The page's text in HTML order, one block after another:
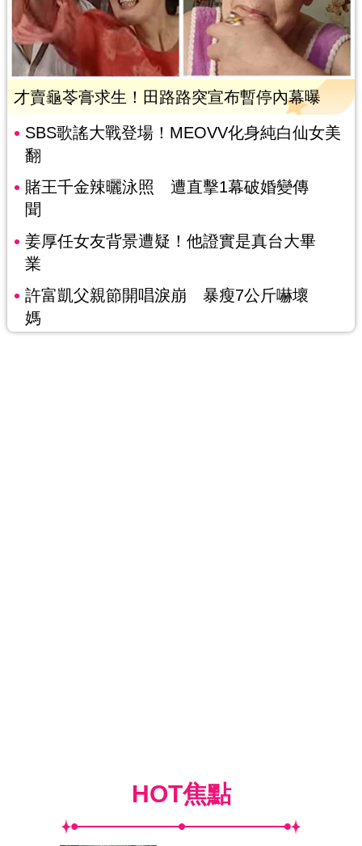
才賣龜苓膏求生！田路路突宣布暫停內幕曝
SBS歌謠大戰登場！MEOVV化身純白仙女美
翻
賭王千金辣曬泳照 遭直擊1幕破婚變傳
聞
姜厚任女友背景遭疑！他證實是真台大畢
業
許富凱父親節開唱淚崩 暴瘦7公斤嚇壞
媽
HOT焦點